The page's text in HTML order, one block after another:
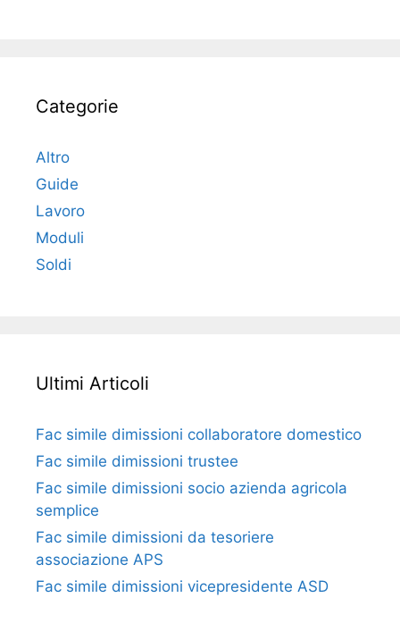
Categorie
Altro
Guide
Lavoro
Moduli
Soldi
Ultimi Articoli
Fac simile dimissioni collaboratore domestico​​​
Fac simile dimissioni trustee​​​
Fac simile ​dimissioni socio azienda agricola
semplice​​​
Fac simile dimissioni da tesoriere
associazione APS​​
Fac simile dimissioni vicepresidente ASD​​